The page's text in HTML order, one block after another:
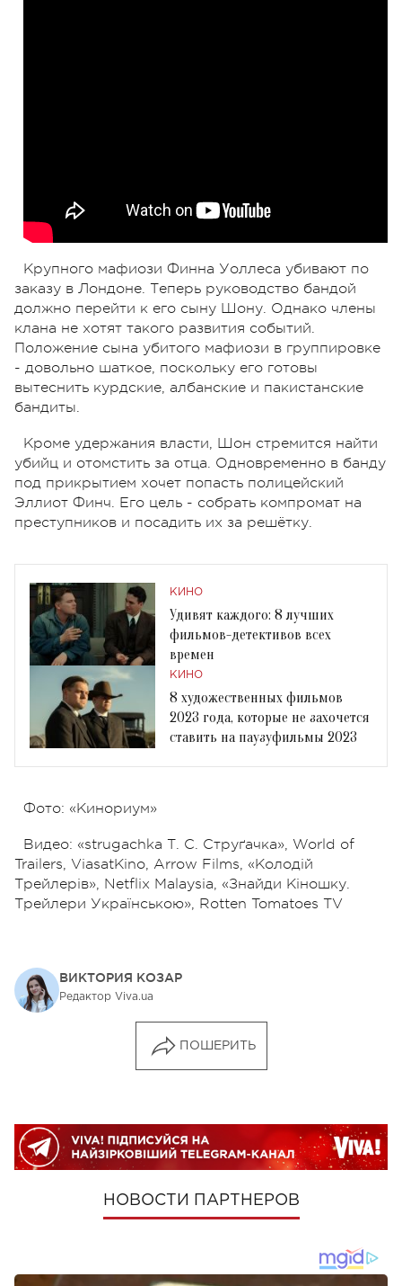
Крупного мафиози Финна Уоллеса убивают по
заказу в Лондоне. Теперь руководство бандой
должно перейти к его сыну Шону. Однако члены
клана не хотят такого развития событий.
Положение сына убитого мафиози в группировке
- довольно шаткое, поскольку его готовы
вытеснить курдские, албанские и пакистанские
бандиты.
Кроме удержания власти, Шон стремится найти
убийц и отомстить за отца. Одновременно в банду
под прикрытием хочет попасть полицейский
Эллиот Финч. Его цель - собрать компромат на
преступников и посадить их за решётку.
КИНО
Удивят каждого: 8 лучших
фильмов-детективов всех
времен
КИНО
8 художественных фильмов
2023 года, которые не захочется
ставить на паузуфильмы 2023
Фото: «Кинориум»
Видео: «strugachka Т. С. Струґачка», World of
Trailers, ViasatKino, Arrow Films, «Колодій
Трейлерів», Netflix Malaysia, «Знайди Кіношку.
Трейлери Українською», Rotten Tomatoes TV
ВИКТОРИЯ КОЗАР
Редактор Viva.ua
ПОШЕРИТЬ
НОВОСТИ ПАРТНЕРОВ